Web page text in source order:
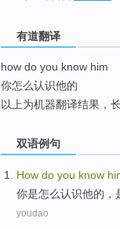
有道翻译
how do you know him
你怎么认识他的
以上为机器翻译结果，
双语例句
How do you know
你是怎么认识他的，
youdao